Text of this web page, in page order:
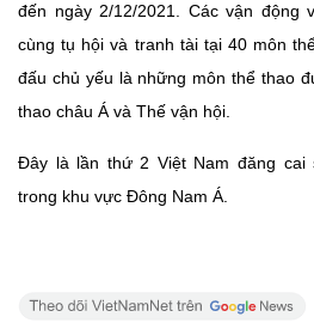
đến ngày 2/12/2021. Các vận động
cùng tụ hội và tranh tài tại 40 môn
đấu chủ yếu là những môn thể thao
thao châu Á và Thế vận hội.
Đây là lần thứ 2 Việt Nam đăng cai
trong khu vực Đông Nam Á.